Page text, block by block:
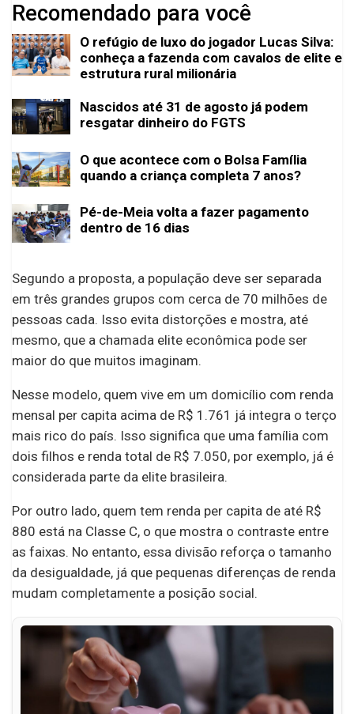
Recomendado para você
O refúgio de luxo do jogador Lucas Silva:
conheça a fazenda com cavalos de elite e
estrutura rural milionária
Nascidos até 31 de agosto já podem
resgatar dinheiro do FGTS
O que acontece com o Bolsa Família
quando a criança completa 7 anos?
Pé-de-Meia volta a fazer pagamento
dentro de 16 dias
Segundo a proposta, a população deve ser separada
em três grandes grupos com cerca de 70 milhões de
pessoas cada. Isso evita distorções e mostra, até
mesmo, que a chamada elite econômica pode ser
maior do que muitos imaginam.
Nesse modelo, quem vive em um domicílio com renda
mensal per capita acima de R$ 1.761 já integra o terço
mais rico do país. Isso significa que uma família com
dois filhos e renda total de R$ 7.050, por exemplo, já é
considerada parte da elite brasileira.
Por outro lado, quem tem renda per capita de até R$
880 está na Classe C, o que mostra o contraste entre
as faixas. No entanto, essa divisão reforça o tamanho
da desigualdade, já que pequenas diferenças de renda
mudam completamente a posição social.